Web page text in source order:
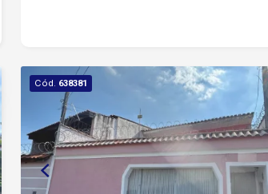
Cód. 638381